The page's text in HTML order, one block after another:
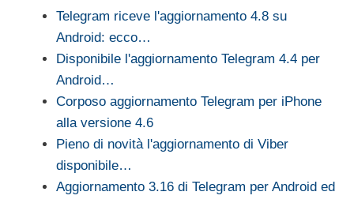
Telegram riceve l'aggiornamento 4.8 su
Android: ecco…
Disponibile l'aggiornamento Telegram 4.4 per
Android…
Corposo aggiornamento Telegram per iPhone
alla versione 4.6
Pieno di novità l'aggiornamento di Viber
disponibile…
Aggiornamento 3.16 di Telegram per Android ed